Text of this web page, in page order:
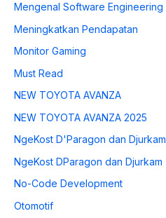
Mengenal Software Engineering
Meningkatkan Pendapatan
Monitor Gaming
Must Read
NEW TOYOTA AVANZA
NEW TOYOTA AVANZA 2025
NgeKost D'Paragon dan Djurkam
NgeKost DParagon dan Djurkam
No-Code Development
Otomotif